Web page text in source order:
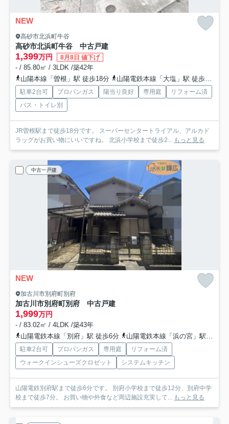
NEW
高砂市北浜町牛谷
高砂市北浜町牛谷 中古戸建
1,399万円 8月8日 値下げ
- / 85.80㎡ / 3LDK /築42年
山陽本線「曽根」駅 徒歩18分
山陽電鉄本線「大塩」駅 徒歩28分
駐車2台可 プロパンガス 陽当り良好 専用庭
リフォーム済
バス・トイレ別
JR曽根駅まで徒歩18分です。 スーパーセンタートライアル、アルカド
ラッグがお買い物にいいですね。 北浜小学校まで徒歩2... もっと見る
中古一戸建
NEW
加古川市別府町別府
加古川市別府町別府 中古戸建
1,999万円
- / 83.02㎡ / 4LDK /築43年
山陽電鉄本線「別府」駅 徒歩6分
山陽電鉄本線「浜の宮」駅 徒歩26分
駐車2台可 プロパンガス 専用庭
リフォーム済
ウォークインシューズクロゼット
システムキッチン
山陽電鉄別府駅まで徒歩6分です。 別府小学校まで徒歩12分、別府中学
校まで徒歩7分。 お買い物や外食など周辺施設充実して... もっと見る